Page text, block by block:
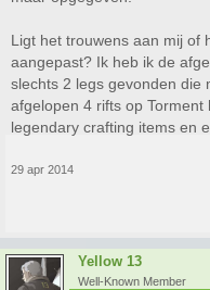
Ligt het trouwens aan mij of
aangepast? Ik heb ik de
slechts 2 legs gevonden die
afgelopen 4 rifts op
legendary crafting items en
29 apr 2014
Yellow 13
Well-Known Member